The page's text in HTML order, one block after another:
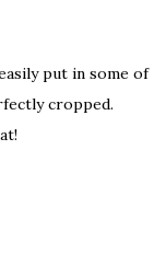
put in some of
cropped.